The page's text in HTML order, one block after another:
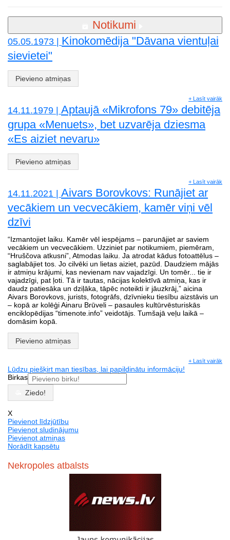
Notikumi
05.05.1973 | Kinokomēdija "Dāvana vientuļai
sievietei"
Pievieno atmiņas
+ Lasīt vairāk
14.11.1979 | Aptaujā «Mikrofons 79» debitēja
grupa «Menuets», bet uzvarēja dziesma
«Es aiziet nevaru»
Pievieno atmiņas
+ Lasīt vairāk
14.11.2021 | Aivars Borovkovs: Runājiet ar
vecākiem un vecvecākiem, kamēr viņi vēl
dzīvi
“Izmantojiet laiku. Kamēr vēl iespējams – parunājiet ar saviem
vecākiem un vecvecākiem. Uzziniet par notikumiem, piemēram,
“Hruščova atkusni”, Atmodas laiku. Ja atrodat kādus fotoattēlus –
saglabājiet tos. Jo cilvēki un lietas aiziet, pazūd. Daudziem mājās
ir atmiņu krājumi, kas nevienam nav vajadzīgi. Un tomēr... tie ir
vajadzīgi, pat ļoti. Tā ir tautas, nācijas kolektīvā atmiņa, kas ir
daudz patiesāka un dziļāka, tāpēc noteikti ir jāuzkrāj,” aicina
Aivars Borovkovs, jurists, fotogrāfs, dzīvnieku tiesību aizstāvis un
– kopā ar kolēģi Ainaru Brūveli – pasaules kultūrvēsturiskās
enciklopēdijas “timenote.info” veidotājs. Tumšajā veļu laikā –
domāsim kopā.
Pievieno atmiņas
+ Lasīt vairāk
Lūdzu piešķirt man tiesības, lai papildinātu informāciju!
Birkas
Ziedo!
X
Pievienot līdzjūtību
Pievienot sludinājumu
Pievienot atmiņas
Norādīt kapsētu
Nekropoles atbalsts